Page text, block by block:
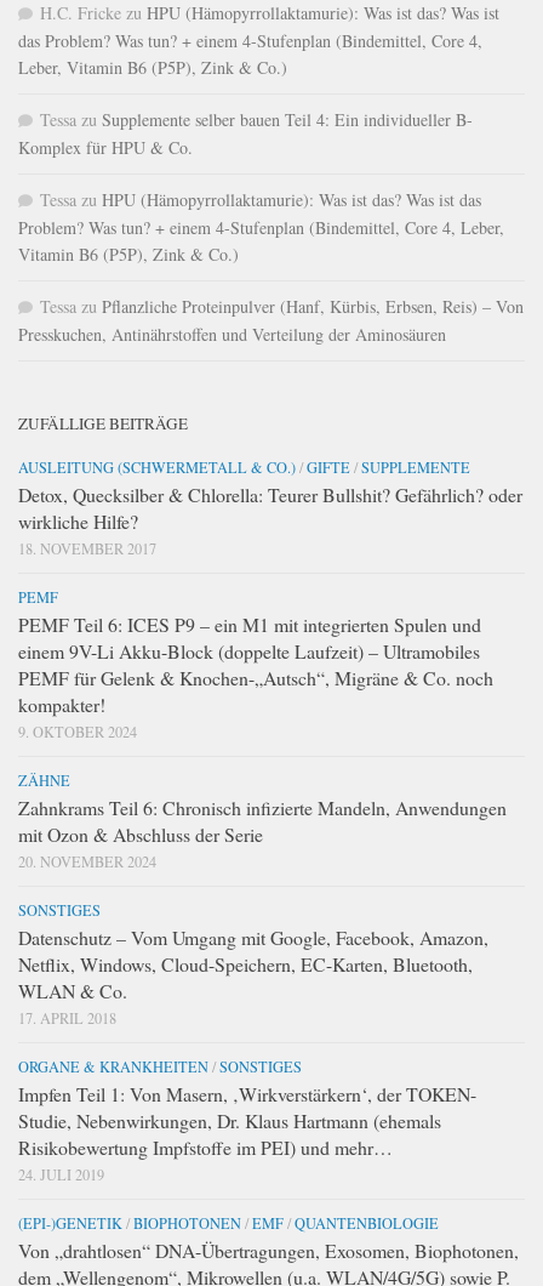
H.C. Fricke zu HPU (Hämopyrrollaktamurie): Was ist das? Was ist
das Problem? Was tun? + einem 4-Stufenplan (Bindemittel, Core 4,
Leber, Vitamin B6 (P5P), Zink & Co.)
Tessa zu Supplemente selber bauen Teil 4: Ein individueller B-
Komplex für HPU & Co.
Tessa zu HPU (Hämopyrrollaktamurie): Was ist das? Was ist das
Problem? Was tun? + einem 4-Stufenplan (Bindemittel, Core 4, Leber,
Vitamin B6 (P5P), Zink & Co.)
Tessa zu Pflanzliche Proteinpulver (Hanf, Kürbis, Erbsen, Reis) – Von
Presskuchen, Antinährstoffen und Verteilung der Aminosäuren
ZUFÄLLIGE BEITRÄGE
AUSLEITUNG (SCHWERMETALL & CO.)/GIFTE/SUPPLEMENTE
Detox, Quecksilber & Chlorella: Teurer Bullshit? Gefährlich? oder
wirkliche Hilfe?
18. NOVEMBER 2017
PEMF
PEMF Teil 6: ICES P9 – ein M1 mit integrierten Spulen und
einem 9V-Li Akku-Block (doppelte Laufzeit) – Ultramobiles
PEMF für Gelenk & Knochen-„Autsch“, Migräne & Co. noch
kompakter!
9. OKTOBER 2024
ZÄHNE
Zahnkrams Teil 6: Chronisch infizierte Mandeln, Anwendungen
mit Ozon & Abschluss der Serie
20. NOVEMBER 2024
SONSTIGES
Datenschutz – Vom Umgang mit Google, Facebook, Amazon,
Netflix, Windows, Cloud-Speichern, EC-Karten, Bluetooth,
WLAN & Co.
17. APRIL 2018
ORGANE & KRANKHEITEN/SONSTIGES
Impfen Teil 1: Von Masern, ‚Wirkverstärkern‘, der TOKEN-
Studie, Nebenwirkungen, Dr. Klaus Hartmann (ehemals
Risikobewertung Impfstoffe im PEI) und mehr…
24. JULI 2019
(EPI-)GENETIK /BIOPHOTONEN/EMF/QUANTENBIOLOGIE
Von „drahtlosen“ DNA-Übertragungen, Exosomen, Biophotonen,
dem „Wellengenom“, Mikrowellen (u.a. WLAN/4G/5G) sowie P.